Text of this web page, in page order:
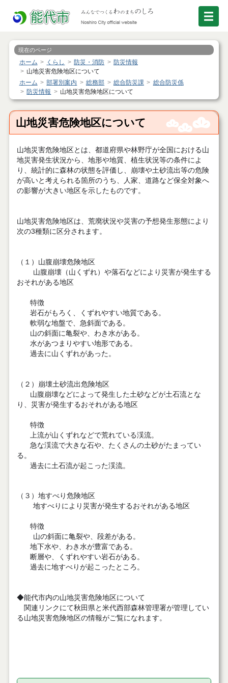
現在のページ
ホーム くらし 防災・消防
防災情報
山地災害危険地区について
ホーム
部署別案内 総務部 総合防災課
総合防災係
防災情報
山地災害危険地区について
山地災害危険地区について
山地災害危険地区とは、都道府県や林野庁が全国における山
地災害発生状況から、地形や地質、植生状況等の条件によ
り、統計的に森林の状態を評価し、崩壊や土砂流出等の危険
が高いと考えられる箇所のうち、人家、道路など保全対象へ
の影響が大きい地区を示したものです。
山地災害危険地区は、荒廃状況や災害の予想発生形態により
次の3種類に区分されます。
（１）山腹崩壊危険地区
山腹崩壊（山くずれ）や落石などにより災害が発生する
おそれがある地区
特徴
岩石がもろく、くずれやすい地質である。
軟弱な地盤で、急斜面である。
山の斜面に亀裂や、わき水がある。
水があつまりやすい地形である。
過去に山くずれがあった。
（２）崩壊土砂流出危険地区
山腹崩壊などによって発生した土砂などが土石流とな
り、災害が発生するおそれがある地区
特徴
上流が山くずれなどで荒れている渓流。
急な渓流で大きな石や、たくさんの土砂がたまってい
る。
過去に土石流が起こった渓流。
（３）地すべり危険地区
地すべりにより災害が発生するおそれがある地区
特徴
山の斜面に亀裂や、段差がある。
地下水や、わき水が豊富である。
断層や、くずれやすい岩石がある。
過去に地すべりが起こったところ。
◆能代市内の山地災害危険地区について
関連リンクにて秋田県と米代西部森林管理署が管理してい
る山地災害危険地区の情報がご覧になれます。